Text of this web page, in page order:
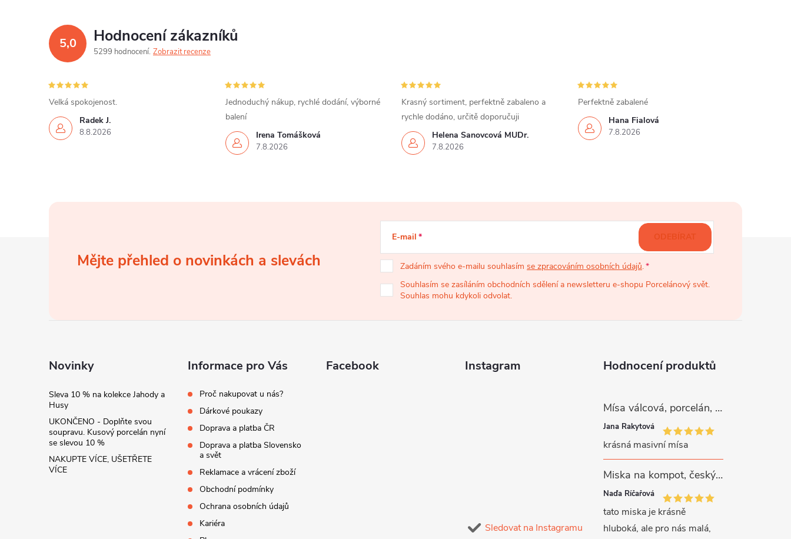
5,0 Hodnocení zákazníků
5299 hodnocení Zobrazit recenze
Radek J.
8.8.2026
Velká spokojenost.
Irena Tomášková
7.8.2026
Jednoduchý nákup, rychlé dodání, výborné
balení
Helena Šanovcová MUDr.
7.8.2026
Krasný sortiment, perfektně zabaleno a
rychle dodáno, určitě doporučuji
Hana Fialová
7.8.2026
Perfektně zabalené
Mějte přehled o novinkách a slevách
E-mail
Zadáním svého e-mailu souhlasím se zpracováním osobních údajů.
Souhlasím se zasíláním obchodních sdělení a newsletteru e-shopu Porcelánový svět.
Souhlas mohu kdykoli odvolat.
ODEBÍRAT
Novinky
Sleva 10 % na kolekce Jahody a
Husy
UKONČENO - Doplňte svou
soupravu. Kusový porcelán nyní
se slevou 10 %
NAKUPTE VÍCE, UŠETŘETE
VÍCE
Informace pro Vás
Proč nakupovat u nás?
Dárkové poukazy
Doprava a platba ČR
Doprava a platba Slovensko
a svět
Reklamace a vrácení zboží
Obchodní podmínky
Ochrana osobních údajů
Kariéra
Facebook Instagram
Sledovat na Instagramu
Hodnocení produktů
Mísa válcová, porcelán, růžové kytičky, 26 cm, G. Benedikt
Jana Rakytová
krásná masivní mísa
Miska na kompot, český porcelán, Rona, 12,5 cm, bílý, G. Benedikt
Naďa Říčařová
tato miska je krásně
hluboká, ale pro nás malá,